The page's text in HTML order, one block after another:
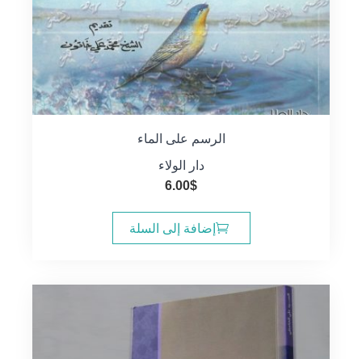
الرسم على الماء
دار الولاء
6.00$
إضافة إلى السلة